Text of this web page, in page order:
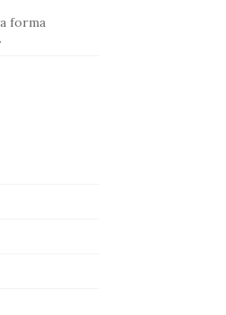
forma